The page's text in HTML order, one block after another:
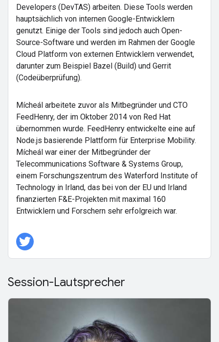
Developers (DevTAS) arbeiten. Diese Tools werden
hauptsächlich von internen Google-Entwicklern
genutzt. Einige der Tools sind jedoch auch Open-
Source-Software und werden im Rahmen der Google
Cloud Platform von externen Entwicklern verwendet,
darunter zum Beispiel Bazel (Build) und Gerrit
(Codeüberprüfung).
Mícheál arbeitete zuvor als Mitbegründer und CTO
FeedHenry, der im Oktober 2014 von Red Hat
übernommen wurde. FeedHenry entwickelte eine auf
Node.js basierende Plattform für Enterprise Mobility.
Mícheál war einer der Mitbegründer der
Telecommunications Software & Systems Group,
einem Forschungszentrum des Waterford Institute of
Technology in Irland, das bei von der EU und Irland
finanzierten F&E-Projekten mit maximal 160
Entwicklern und Forschern sehr erfolgreich war.
Session-Lautsprecher